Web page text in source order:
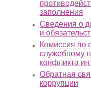
заполнения
Сведения о
и
Комиссия по
служебному
конфликта
Обратная
коррупции